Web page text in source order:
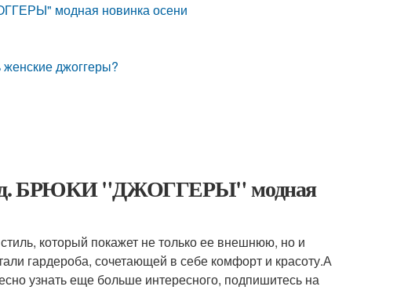
модная новинка осени
джоггеры?
БРЮКИ "ДЖОГГЕРЫ" модная
который покажет не только ее внешнюю, но и
гардероба, сочетающей в себе комфорт и красоту.А
узнать еще больше интересного, подпишитесь на